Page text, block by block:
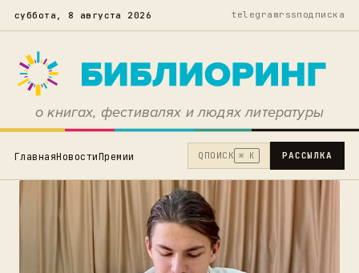
суббота, 8 августа 2026 telegramrssподписка
о книгах, фестивалях и людях литературы
ГлавнаяНовостиПремии Q ПОИСК ⌘ K РАССЫЛКА